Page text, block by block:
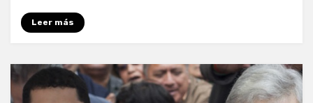
Leer más